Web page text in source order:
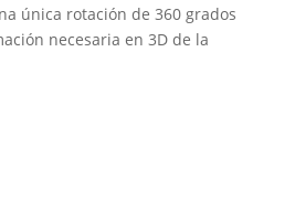
única rotación de 360 grados
necesaria en 3D de la